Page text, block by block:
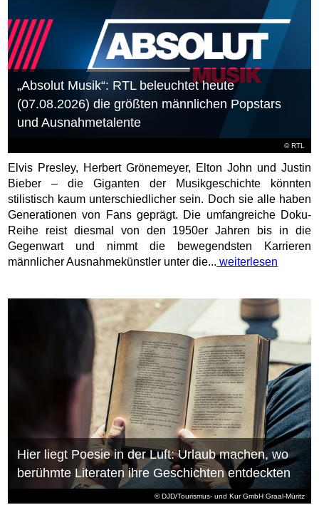
©RTL
„Absolut Musik“: RTL beleuchtet heute
(07.08.2026) die größten männlichen Popstars
und Ausnahmetalente
Elvis Presley, Herbert Grönemeyer, Elton John und Justin
Bieber – die Giganten der Musikgeschichte könnten
stilistisch kaum unterschiedlicher sein. Doch sie alle haben
Generationen von Fans geprägt. Die umfangreiche Doku-
Reihe reist diesmal von den 1950er Jahren bis in die
Gegenwart und nimmt die bewegendsten Karrieren
männlicher Ausnahmekünstler unter die... weiterlesen
© DJD/Tourismus- und Kur GmbH Graal-Müritz
Hier liegt Poesie in der Luft: Urlaub machen, wo
berühmte Literaten ihre Geschichten entdeckten